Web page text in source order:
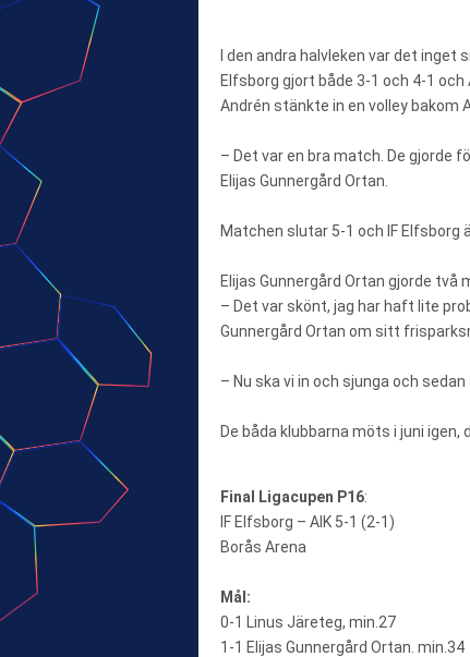
I den andra halvleken var det
Elfsborg gjort både 3-1 och 4-1
Andrén stänkte in en volley bakom
– Det var en bra match. De gjorde
Elijas Gunnergård Ortan.
Matchen slutar 5-1 och IF Elfsborg
Elijas Gunnergård Ortan gjorde två
– Det var skönt, jag har haft lite
Gunnergård Ortan om sitt
– Nu ska vi in och sjunga och
De båda klubbarna möts i juni igen,
Final Ligacupen P16:
IF Elfsborg – AIK 5-1 (2-1)
Borås Arena
Mål:
0-1 Linus Järeteg, min.27
1-1 Elijas Gunnergård Ortan. min.34